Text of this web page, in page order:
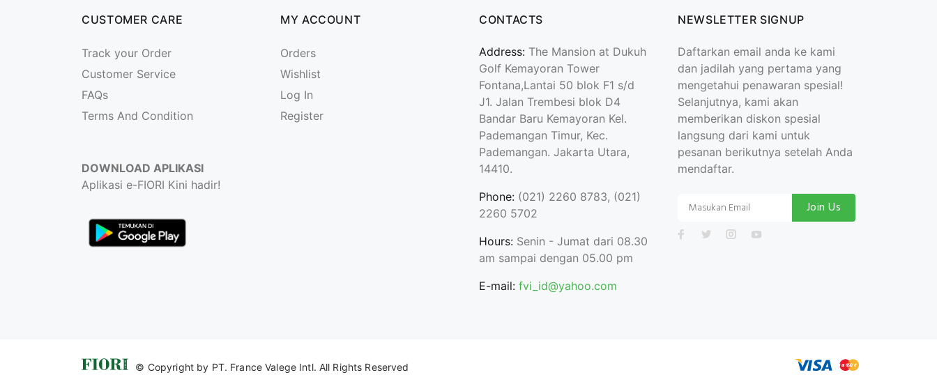
CUSTOMER CARE
Track your Order
Customer Service
FAQs
Terms And Condition
DOWNLOAD APLIKASI
Aplikasi e-FIORI Kini hadir!
MY ACCOUNT
Orders
Wishlist
Log In
Register
CONTACTS
Address: The Mansion at Dukuh
Golf Kemayoran Tower
Fontana,Lantai 50 blok F1 s/d
J1. Jalan Trembesi blok D4
Bandar Baru Kemayoran Kel.
Pademangan Timur, Kec.
Pademangan. Jakarta Utara,
14410.
Phone: (021) 2260 8783, (021)
2260 5702
Hours: Senin - Jumat dari 08.30
am sampai dengan 05.00 pm
E-mail: fvi_id@yahoo.com
NEWSLETTER SIGNUP
Daftarkan email anda ke kami
dan jadilah yang pertama yang
mengetahui penawaran spesial!
Selanjutnya, kami akan
memberikan diskon spesial
langsung dari kami untuk
pesanan berikutnya setelah Anda
mendaftar.
Join Us
© Copyright by PT. France Valege Intl. All Rights Reserved